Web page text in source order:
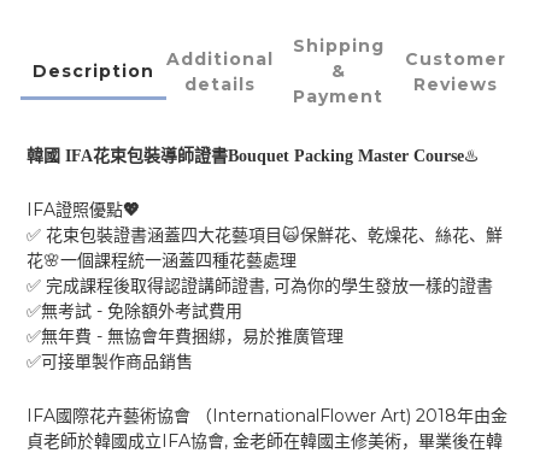
Description
Additional
details
Shipping
&
Payment
Customer
Reviews
韓國 IFA花束包裝導師證書Bouquet Packing Master Course♨️
IFA證照優點💖
✅ 花束包裝證書涵蓋四大花藝項目 🙀保鮮花、乾燥花、絲花、鮮
花🌸一個課程統一涵蓋四種花藝處理
✅ 完成課程後取得認證講師證書, 可為你的學生發放一樣的證書
✅無考試 - 免除額外考試費用
✅無年費 - 無協會年費捆綁，易於推廣管理
✅可接單製作商品銷售
IFA國際花卉藝術協會 （ InternationalFlower Art) 2018年由金
貞老師於韓國成立 IFA協會, 金老師在韓國主修美術，畢業後在韓